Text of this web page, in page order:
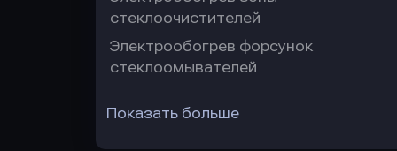
стеклоочистителей
Электрообогрев форсунок
стеклоомывателей
Показать больше